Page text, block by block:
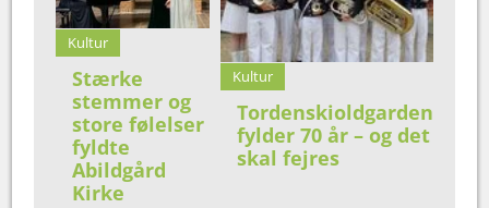
Kultur
Stærke
stemmer og
store følelser
fyldte
Abildgård
Kirke
Kultur
Tordenskioldgarden
fylder 70 år – og det
skal fejres